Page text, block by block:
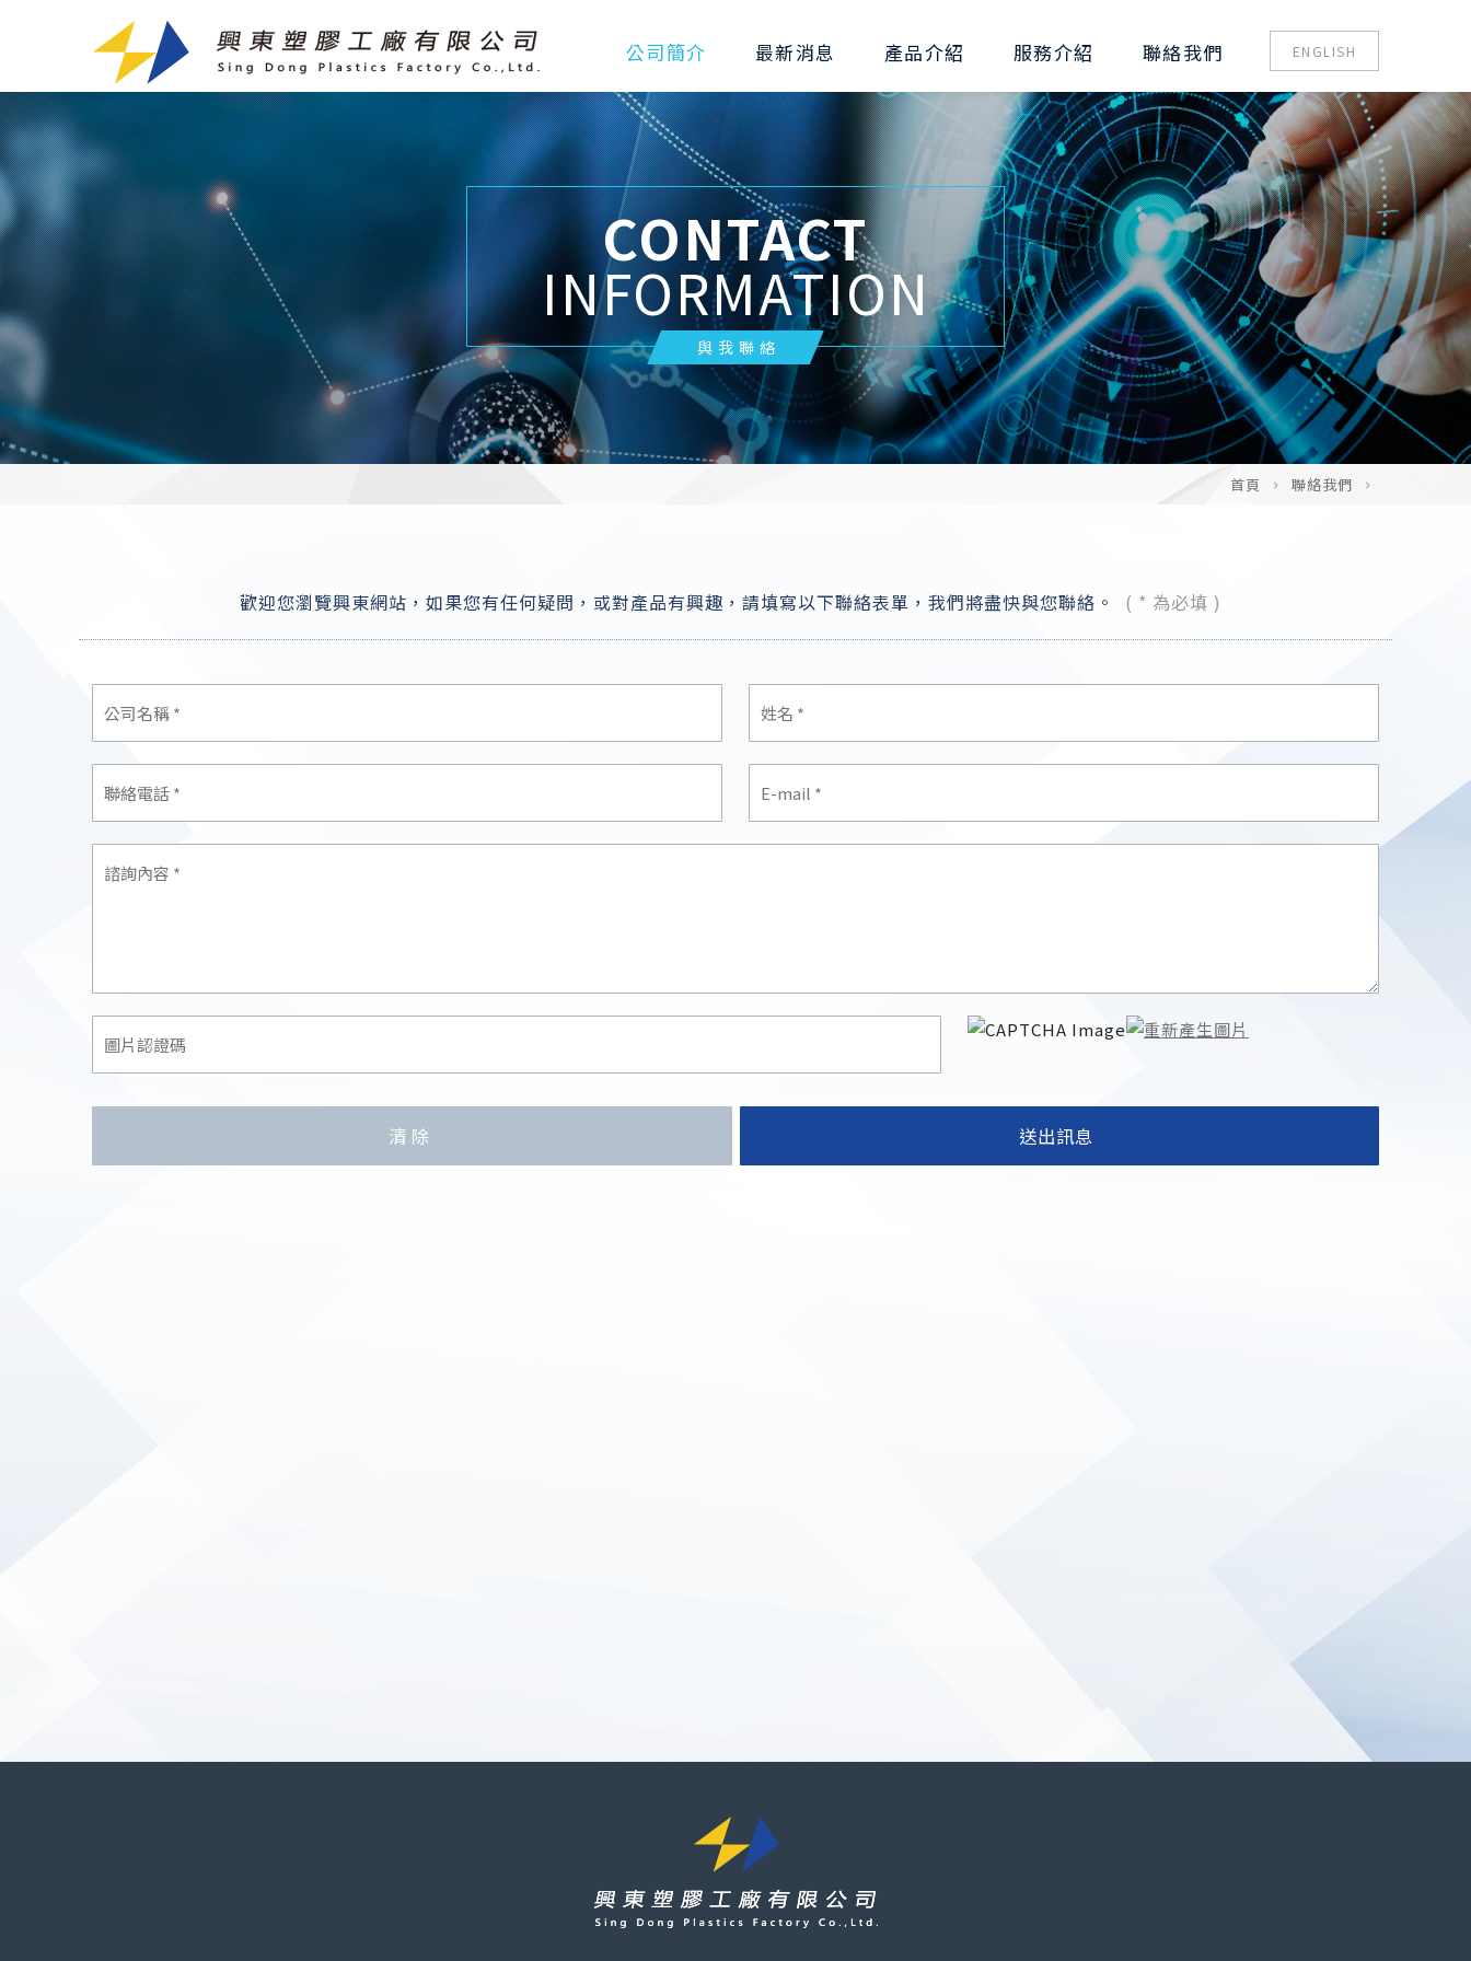
公司簡介 最新消息 產品介紹 服務介紹 聯絡我們 ENGLISH
CONTACT
INFORMATION
與我聯絡
首頁 聯絡我們
歡迎您瀏覽興東網站，如果您有任何疑問，或對產品有興趣，請填寫以下聯絡表單，我們將盡快與您聯絡。 ( * 為必填 )